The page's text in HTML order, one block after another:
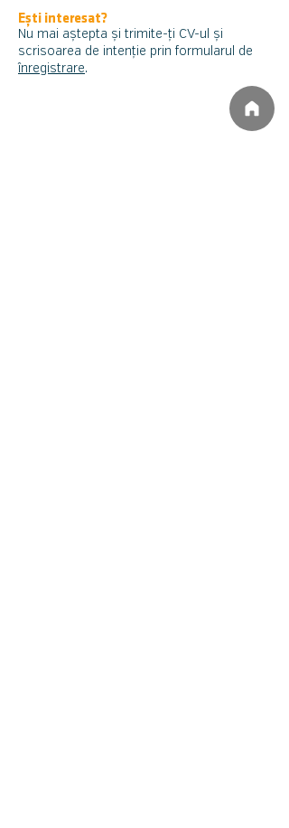
Ești interesat?
Nu mai aștepta și trimite-ți CV-ul și
scrisoarea de intenție prin formularul de
înregistrare.